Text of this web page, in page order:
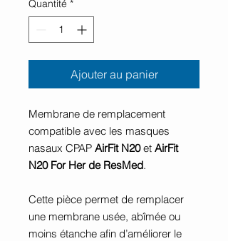
Quantité *
Ajouter au panier
Membrane de remplacement
compatible avec les masques
nasaux CPAP AirFit N20et AirFit
N20 For Her de ResMed.
Cette pièce permet de remplacer
une membrane usée, abîmée ou
moins étanche afin d’améliorer le